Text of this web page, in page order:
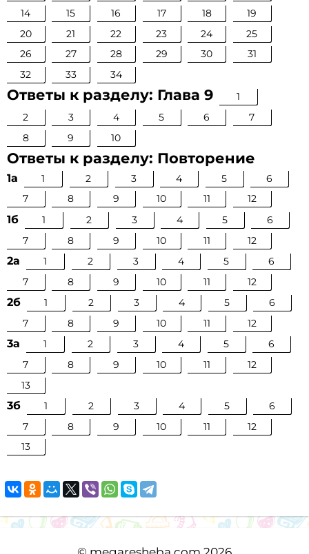
14
15 16 17 18
19
20
21 22 23 24
25
26
27 28 29 30
31
32
33 34
Ответы к разделу: Глава 9
1
2
3 4 5 6
7
8
9 10
Ответы к разделу: Повторение
1а 1 2 3 4 5
6
7
8 9 10 11 12
1б 1 2 3 4 5
6
7
8 9 10 11 12
2а 1 2 3 4 5
6
7
8 9 10 11 12
2б 1 2 3 4 5
6
7
8 9 10 11 12
3а 1 2 3 4 5
6
7
8 9 10 11
12
13
3б 1 2 3 4 5
6
7
8 9 10 11
12
13